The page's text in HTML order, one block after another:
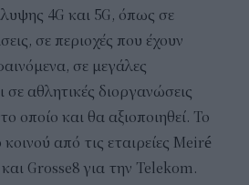
4G και 5G, όπως σε
σε περιοχές που έχουν
σε μεγάλες
αθλητικές διοργανώσεις
οποίο και θα αξιοποιηθεί. Το
από τις εταιρείες Meiré
Grosse8 για την Telekom.